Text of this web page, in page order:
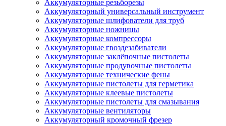
Аккумуляторные резьборезы
Аккумуляторный универсальный инструмент
Аккумуляторные шлифователи для труб
Аккумуляторные ножницы
Аккумуляторные компрессоры
Аккумуляторные гвоздезабиватели
Аккумуляторные заклёпочные пистолеты
Аккумуляторные продувочные пистолеты
Аккумуляторные технические фены
Аккумуляторные пистолеты для герметика
Аккумуляторные клеевые пистолеты
Аккумуляторные пистолеты для смазывания
Аккумуляторные вентиляторы
Аккумуляторный кромочный фрезер